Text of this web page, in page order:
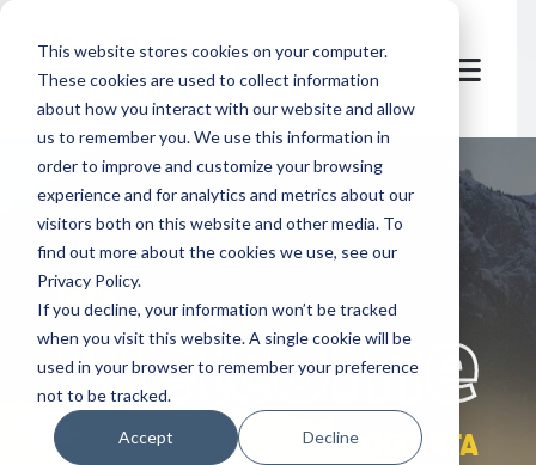
This website stores cookies on your computer.
These cookies are used to collect information
about how you interact with our website and allow
us to remember you. We use this information in
order to improve and customize your browsing
experience and for analytics and metrics about our
visitors both on this website and other media. To
find out more about the cookies we use, see our
Privacy Policy.
If you decline, your information won’t be tracked
when you visit this website. A single cookie will be
used in your browser to remember your preference
not to be tracked.
Accept Decline
let's
welcome
sustainability at SKIDATA